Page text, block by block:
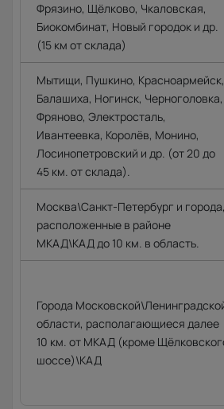
Фрязино, Щёлково, Чкаловская,
Биокомбинат, Новый городок и др.
(15 км от склада)
Мытищи, Пушкино, Красноармейск,
Балашиха, Ногинск, Черноголовка,
Фряново, Электросталь,
Ивантеевка, Королёв, Монино,
Лосинопетровский и др. (от 20 до
45 км. от склада).
Москва\Санкт-Петербург и города,
расположенные в районе
МКАД\КАД до 10 км. в область.
Города
области, располагающиеся далее
10 км. от МКАД (кроме
шоссе)\КАД